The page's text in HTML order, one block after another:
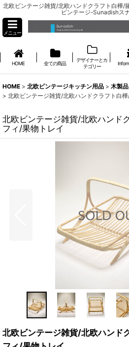
北欧ビンテージ雑貨/北欧ハンドクラフト白樺/
ビンテージ-Sunadishス
メニュー
HOME 全ての商品
デザイナーとカ
テゴリー
HOME > 北欧ビンテージキッチン用品 > 木製
> 北欧ビンテージ雑貨/北欧ハンドクラフト白
北欧ビンテージ雑貨/北欧ハンド
フィ/果物トレイ
北欧ビンテージ雑貨/北欧ハンド